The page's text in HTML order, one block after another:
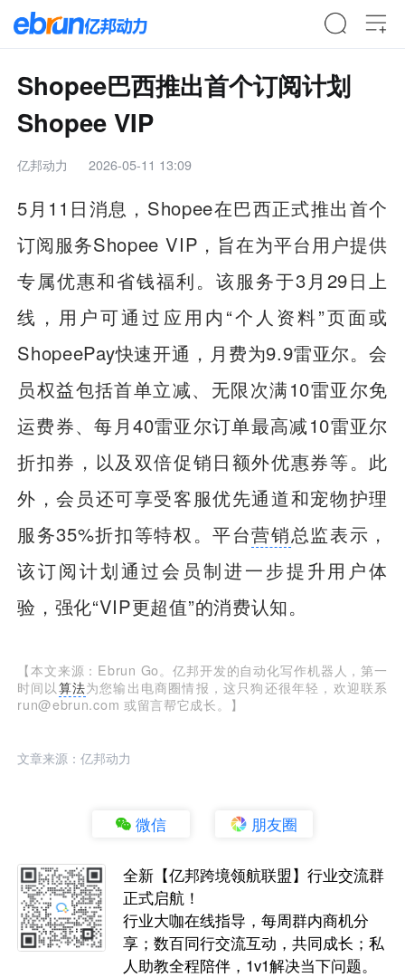
Shopee巴西推出首个订阅计划
Shopee VIP
亿邦动力 2026-05-11 13:09
5月11日消息，Shopee在巴西正式推出首个
订阅服务Shopee VIP，旨在为平台用户提供
专属优惠和省钱福利。该服务于3月29日上
线，用户可通过应用内“个人资料”页面或
ShopeePay快速开通，月费为9.9雷亚尔。会
员权益包括首单立减、无限次满10雷亚尔免
运费券、每月40雷亚尔订单最高减10雷亚尔
折扣券，以及双倍促销日额外优惠券等。此
外，会员还可享受客服优先通道和宠物护理
服务35%折扣等特权。平台营销总监表示，
该订阅计划通过会员制进一步提升用户体
验，强化“VIP更超值”的消费认知。
【本文来源：Ebrun Go。亿邦开发的自动化写作机器人，第一
时间以 算法为您输出电商圈情报，这只狗还很年轻，欢迎联系
run@ebrun.com 或留言帮它成长。】
文章来源：亿邦动力
微信 朋友圈
全新【亿邦跨境领航联盟】行业交流群
正式启航！
行业大咖在线指导，每周群内商机分
享；数百同行交流互动，共同成长；私
人助教全程陪伴，1v1解决当下问题。